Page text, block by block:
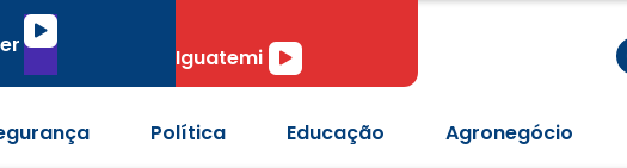
Tocador
áudio
Iguatemi Tocador
de
Política Educação Agronegócio